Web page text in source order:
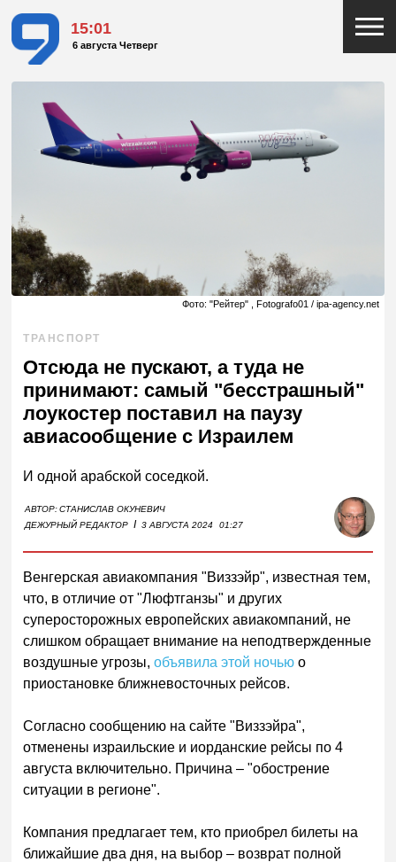
15:01
6 августа Четверг
Фото: "Рейтер" , Fotografo01 / ipa-agency.net
ТРАНСПОРТ
Отсюда не пускают, а туда не
принимают: самый "бесстрашный"
лоукостер поставил на паузу
авиасообщение с Израилем
И одной арабской соседкой.
АВТОР:СТАНИСЛАВ ОКУНЕВИЧ
ДЕЖУРНЫЙ РЕДАКТОР I 3 АВГУСТА 2024 01:27
Венгерская авиакомпания "Виззэйр", известная тем,
что, в отличие от "Люфтганзы" и других
суперосторожных европейских авиакомпаний, не
слишком обращает внимание на неподтвержденные
воздушные угрозы,объявила этой ночью о
приостановке ближневосточных рейсов.
Согласно сообщению на сайте "Виззэйра",
отменены израильские и иорданские рейсы по 4
августа включительно. Причина – "обострение
ситуации в регионе".
Компания предлагает тем, кто приобрел билеты на
ближайшие два дня, на выбор – возврат полной